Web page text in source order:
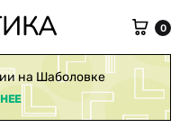
0
на Шаболовке